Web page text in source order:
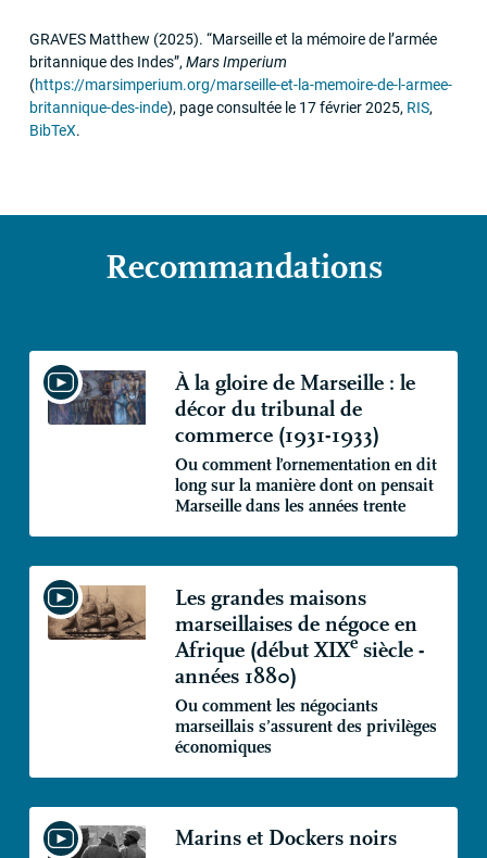
GRAVESMatthew (2025). “Marseille et la mémoire de l’armée
britannique des Indes”, Mars Imperium
(https://marsimperium.org/marseille-et-la-memoire-de-l-armee-
britannique-des-inde), page consultée le 17 février 2025, RIS,
BibTeX.
Recommandations
À la gloire de Marseille : le
décor du tribunal de
commerce (1931-1933)
Ou comment l’ornementation en dit
long sur la manière dont on pensait
Marseille dans les années trente
Les grandes maisons
marseillaises de négoce en
Afrique (début XIXesiècle -
années 1880)
Ou comment les négociants
marseillais s’assurent des privilèges
économiques
Marins et Dockers noirs